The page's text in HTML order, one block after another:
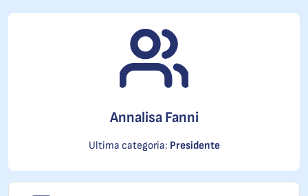
Annalisa Fanni
Ultima categoria: Presidente